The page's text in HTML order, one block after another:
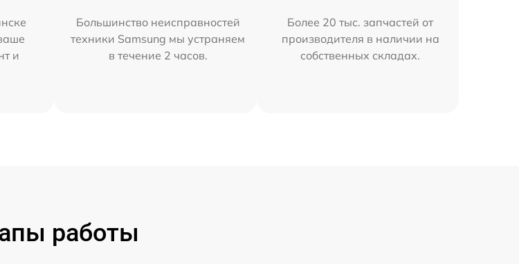
и
Большинство неисправностей
техники Samsung мы устраняем
в течение 2 часов.
Более 20 тыс. запчастей от
производителя в наличии на
собственных складах.
работы